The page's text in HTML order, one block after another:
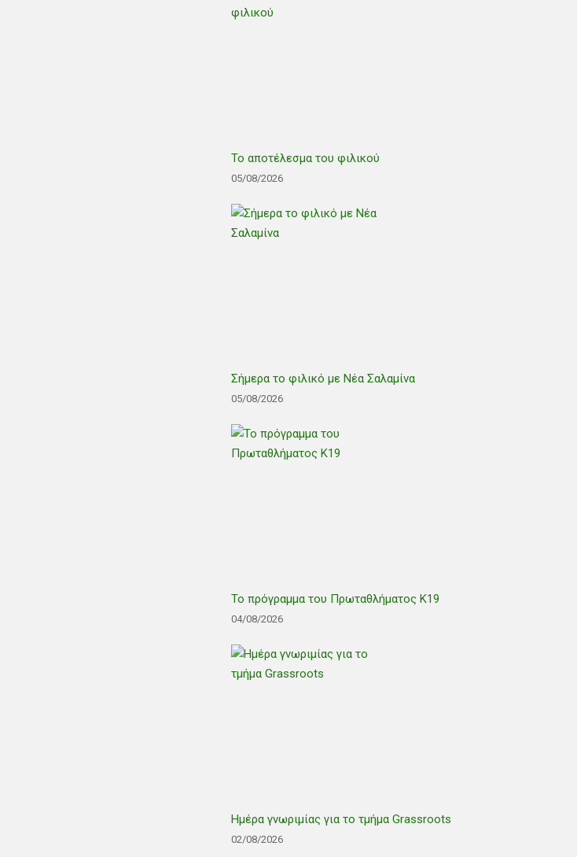
Το αποτέλεσμα του φιλικού
05/08/2026
Σήμερα το φιλικό με Νέα Σαλαμίνα
05/08/2026
Το πρόγραμμα του Πρωταθλήματος Κ19
04/08/2026
Ημέρα γνωριμίας για το τμήμα Grassroots
02/08/2026